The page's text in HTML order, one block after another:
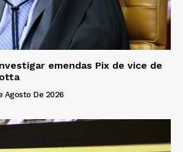
emendas Pix de vice de
Agosto De 2026